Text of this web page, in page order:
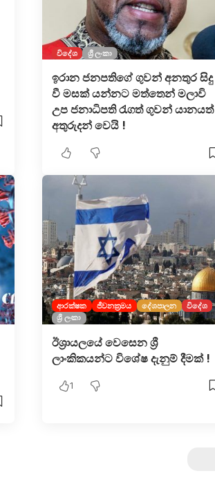
විදේශ ශ්‍රී ලංකා
ඉරාන ජනපතිගේ ගුවන් අනතුර සිදු
වී මසක් යන්නට මත්තෙන් මලාවි
උප ජනාධිපති රැගත් ගුවන් යානයත්
අතුරුදන් වෙයි !
ආරක්ෂක ජීවනක්‍රමය දේශපාලන
විදේශ
ශ්‍රී ලංකා
ඊශ්‍රායලයේ වෙසෙන ශ්‍රී
ලාංකිකයන්ට විශේෂ දැනුම් දීමක් !
1